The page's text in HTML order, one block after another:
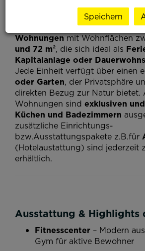
Projektübersicht
Das Projekt umfasst21
Wohnungenmit Wohnflächen
und 72 m², die sich ideal als
Kapitalanlage oder
Jede Einheit verfügt über einen
oder Garten, der Privatsphäre
direkten Bezug zur Natur bietet.
Wohnungen sind exklusiven
Küchen und Badezimmern
zusätzliche Einrichtungs-
bzw.Ausstattungspakete z.B.für
(Hotelaustattung) sind jederzeit
erhältlich.
Ausstattung & Highlights
Fitnesscenter – Modern
Gym für aktive Bewohner
Speichern